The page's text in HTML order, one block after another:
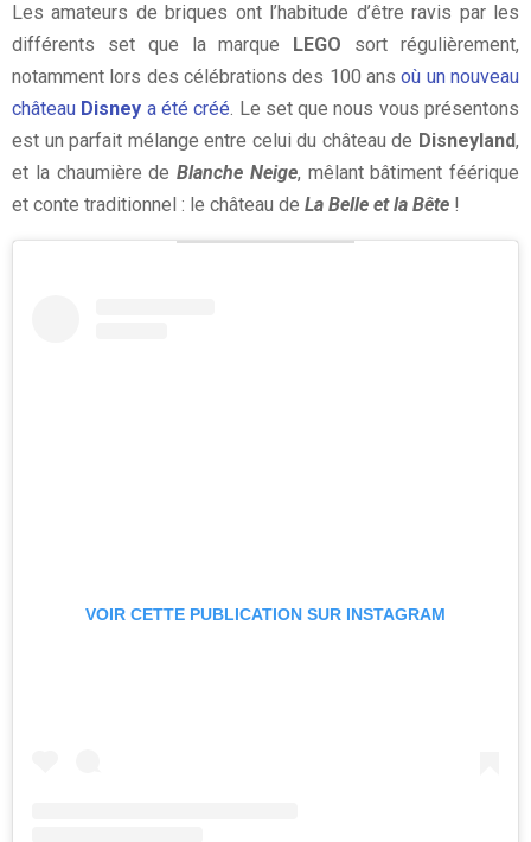
Les amateurs de briques ont l’habitude d’être ravis par les
différents set que la marque
LEGO sort régulièrement,
notamment lors des célébrations des 100 ansoù un nouveau
château Disney a été créé. Le set que nous vous présentons
est un parfait mélange entre celui du château de Disneyland,
et la chaumière de Blanche Neige, mêlant bâtiment féérique
et conte traditionnel : le château de La Belle et la Bête !
VOIR CETTE PUBLICATION SUR INSTAGRAM